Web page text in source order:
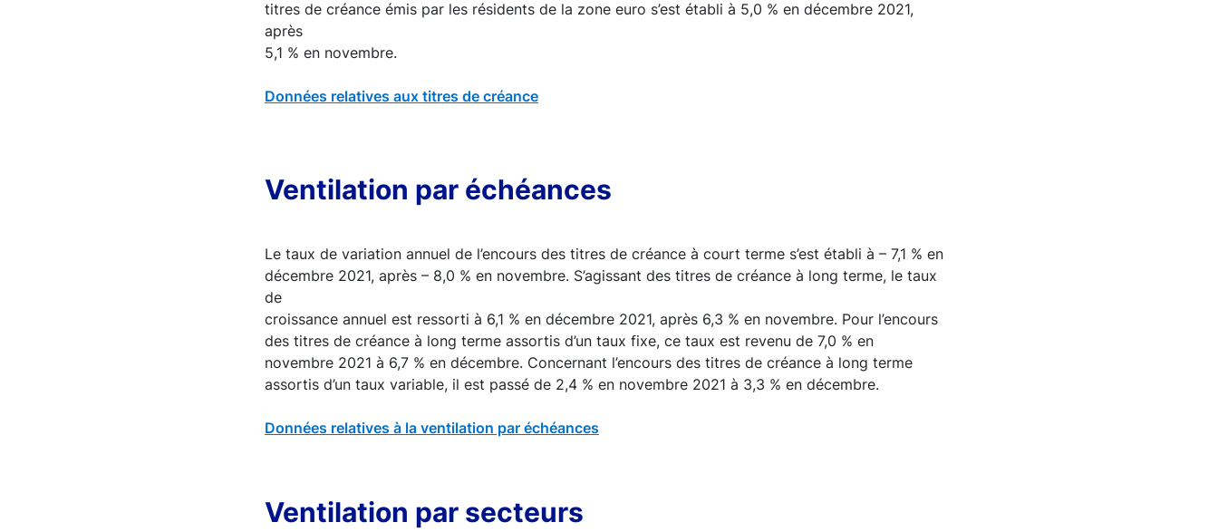
titres de créance émis par les résidents de la zone euro s’est établi à 5,0 % en décembre 2021,
après
5,1 % en novembre.
Données relatives aux titres de créance
Ventilation par échéances
Le taux de variation annuel de l’encours des titres de créance à court terme s’est établi à – 7,1 % en
décembre 2021, après – 8,0 % en novembre. S’agissant des titres de créance à long terme, le taux
de
croissance annuel est ressorti à 6,1 % en décembre 2021, après 6,3 % en novembre. Pour l’encours
des titres de créance à long terme assortis d’un taux fixe, ce taux est revenu de 7,0 % en
novembre 2021 à 6,7 % en décembre. Concernant l’encours des titres de créance à long terme
assortis d’un taux variable, il est passé de 2,4 % en novembre 2021 à 3,3 % en décembre.
Données relatives à la ventilation par échéances
Ventilation par secteurs